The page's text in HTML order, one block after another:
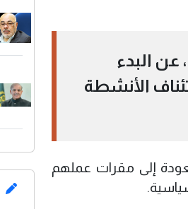
عن البدء
الأنشطة
إلى مقرات عملهم